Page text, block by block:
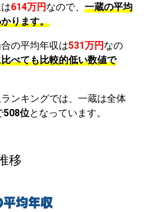
614万円 なので、 一蔵の平均
ります。
の平均年収は531万円 なの
べても比較的低い数値で
ンキングでは、一蔵は全体
508位となっています。
移